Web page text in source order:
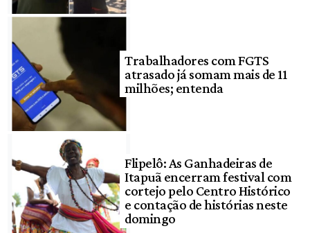
Trabalhadores com FGTS
atrasado já somam mais de 11
milhões; entenda
Flipelô: As Ganhadeiras de
Itapuã encerram festival com
cortejo pelo Centro Histórico
e contação de histórias neste
domingo